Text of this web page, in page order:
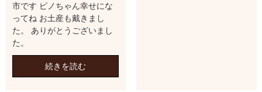
市です ピノちゃん幸せにな
ってね お土産も戴きまし
た。 ありがとうございまし
た。
続きを読む